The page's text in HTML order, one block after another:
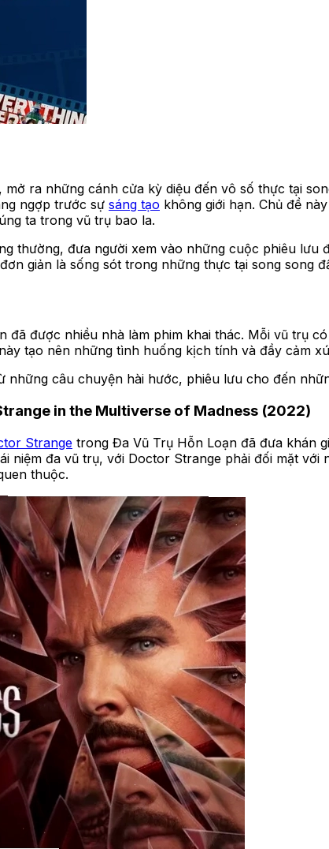
ra những cánh cửa kỳ diệu đến vô số thực tại
ngợp trước sự sáng tạo không giới hạn. Chủ đề
ta trong vũ trụ bao la.
thường, đưa người xem vào những cuộc phiêu lưu
giản là sống sót trong những thực tại song song
đã được nhiều nhà làm phim khai thác. Mỗi vũ trụ
tạo nên những tình huống kịch tính và đầy cảm
những câu chuyện hài hước, phiêu lưu cho đến
in the Multiverse of Madness (2022)
Strange trong Đa Vũ Trụ Hỗn Loạn đã đưa khán
niệm đa vũ trụ, với Doctor Strange phải đối mặt với
thuộc.